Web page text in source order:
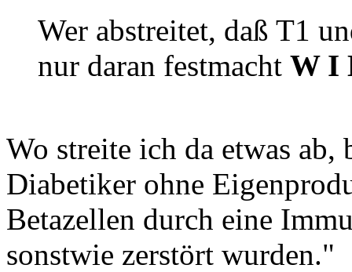
Wer abstreitet, daß T1
nur daran festmacht W I
Wo streite ich da etwas
Diabetiker ohne
Betazellen durch eine
sonstwie zerstört wurden."